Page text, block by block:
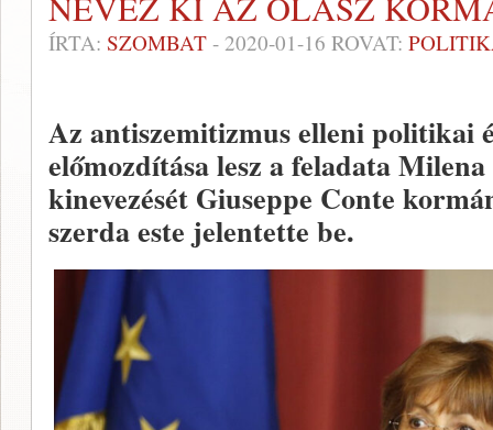
ÍRTA: SZOMBAT - 2020-01-16 ROVAT:
Az antiszemitizmus elleni politikai
előmozdítása lesz a feladata
kinevezését Giuseppe Conte
szerda este jelentette be.